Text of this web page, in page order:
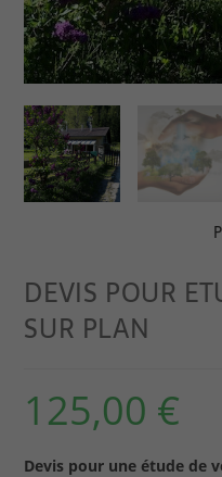
DEVIS POUR
SUR PLAN
125,00 €
Devis pour une étude de